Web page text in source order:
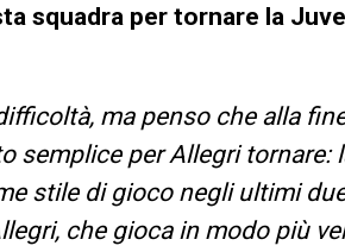
squadra per tornare la
ma penso che alla
semplice per Allegri tornare:
stile di gioco negli ultimi
che gioca in modo più